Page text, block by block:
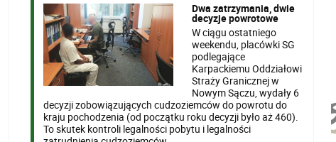
Dwa zatrzymania, dwie
decyzje powrotowe
W ciągu ostatniego
weekendu, placówki SG
podlegające
Karpackiemu Oddziałowi
Straży Granicznej w
Nowym Sączu, wydały 6
decyzji zobowiązujących cudzoziemców do powrotu do
kraju pochodzenia (od początku roku decyzji było aż 460).
To skutek kontroli legalności pobytu i legalności